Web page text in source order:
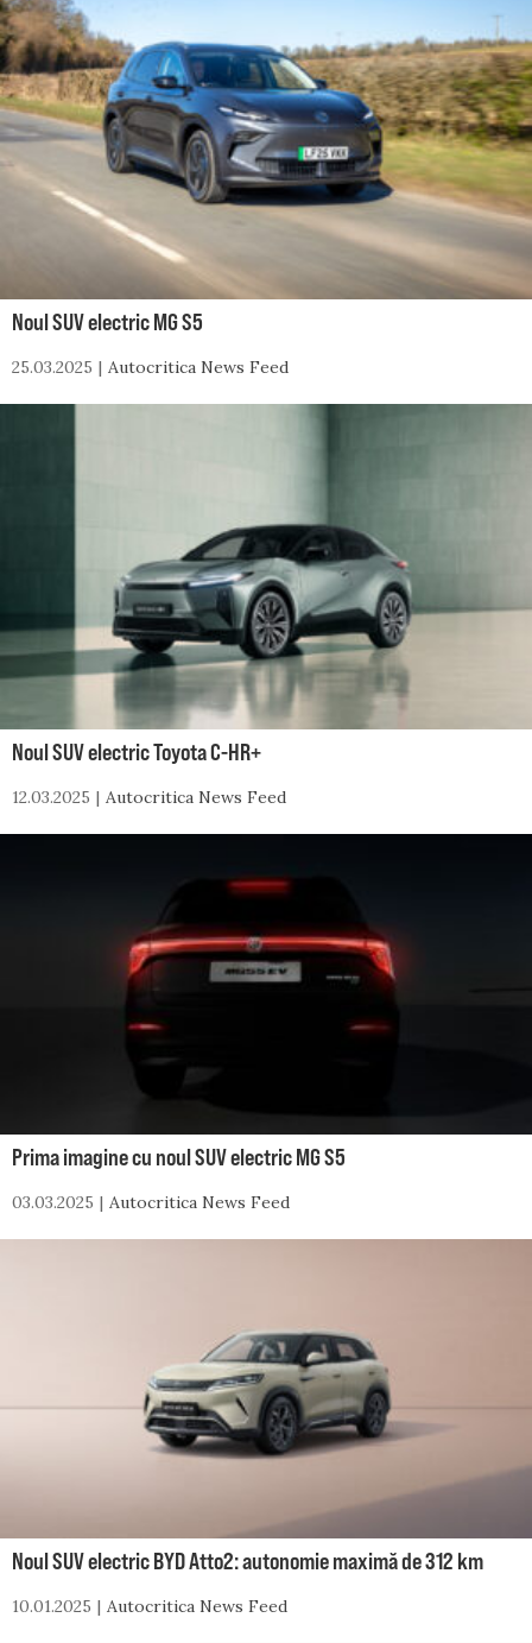
Noul SUV electric MG S5
25.03.2025 Autocritica News Feed
Noul SUV electric Toyota C-HR+
12.03.2025 Autocritica News Feed
Prima imagine cu noul SUV electric MG S5
03.03.2025 Autocritica News Feed
Noul SUV electric BYD Atto2: autonomie maximă de 312 km
10.01.2025 Autocritica News Feed